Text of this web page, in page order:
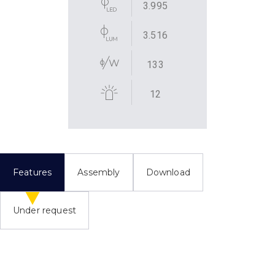
3.995
3.516
133
12
Features Assembly Download
Under request